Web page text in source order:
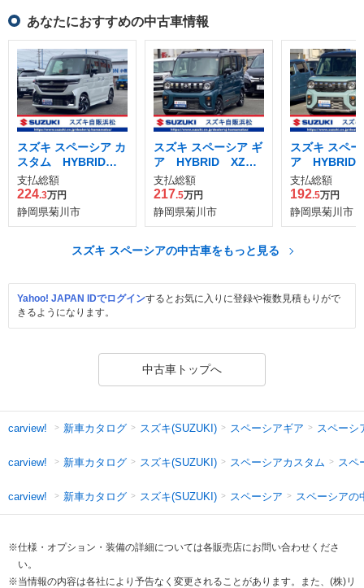
あなたにおすすめの中古車情報
スズキ スペーシア カ
スタム HYBRID X
Sターボ
支払総額
224.3万円
静岡県菊川市
スズキ スペーシア ギ
ア HYBRID XZタ
ーボ 全方位カ
支払総額
217.5万円
静岡県菊川市
スズキ スペ
ア
WD ナビ
支払総額
192.5万円
静岡県菊川市
スズキ スペーシアの中古車をもっと見る
Yahoo! JAPAN IDでログインするとお気に入りに登録や複数見積もりがで
きるようになります。
中古車トップへ
carview! 新車カタログ スズキ(SUZUKI) スペーシアギア スペーシ
carview! 新車カタログ スズキ(SUZUKI) スペーシアカスタム スペ
carview! 新車カタログ スズキ(SUZUKI) スペーシア スペーシアの
※仕様・オプション・装備の詳細については各販売店にお問い合わせくださ
い。
※当情報の内容は各社により予告なく変更されることがあります。また、(株)リ